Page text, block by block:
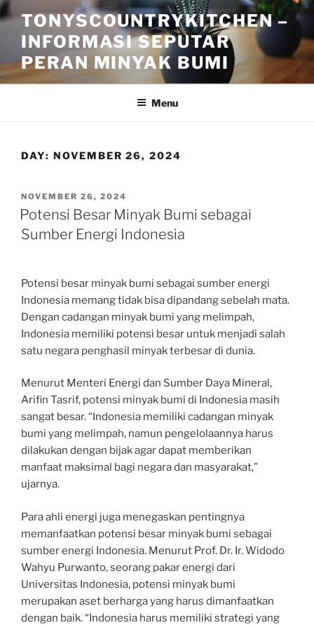
Skip
to
content
TONYSCOUNTRYKITCHEN –
INFORMASI SEPUTAR
PERAN MINYAK BUMI
Menu
DAY: NOVEMBER 26, 2024
POSTED
ON
NOVEMBER 26, 2024
Potensi Besar Minyak Bumi sebagai
Sumber Energi Indonesia
Potensi besar minyak bumi sebagai sumber energi
Indonesia memang tidak bisa dipandang sebelah mata.
Dengan cadangan minyak bumi yang melimpah,
Indonesia memiliki potensi besar untuk menjadi salah
satu negara penghasil minyak terbesar di dunia.
Menurut Menteri Energi dan Sumber Daya Mineral,
Arifin Tasrif, potensi minyak bumi di Indonesia masih
sangat besar. “Indonesia memiliki cadangan minyak
bumi yang melimpah, namun pengelolaannya harus
dilakukan dengan bijak agar dapat memberikan
manfaat maksimal bagi negara dan masyarakat,”
ujarnya.
Para ahli energi juga menegaskan pentingnya
memanfaatkan potensi besar minyak bumi sebagai
sumber energi Indonesia. Menurut Prof. Dr. Ir. Widodo
Wahyu Purwanto, seorang pakar energi dari
Universitas Indonesia, potensi minyak bumi
merupakan aset berharga yang harus dimanfaatkan
dengan baik. “Indonesia harus memiliki strategi yang